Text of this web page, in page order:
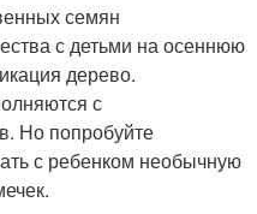
семян
с детьми на осеннюю
дерево.
с
Но попробуйте
с ребенком необычную